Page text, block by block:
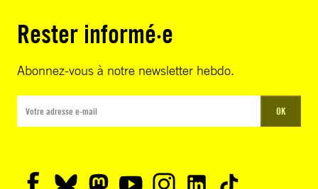
Rester informé·e
Abonnez-vous à notre newsletter hebdo.
OK